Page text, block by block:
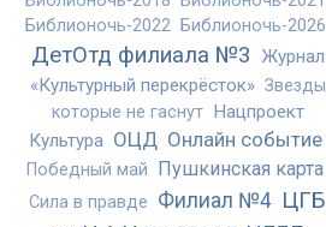
Библионочь-2022
Библионочь-2026
ДетОтд филиала №3
Журнал
«Культурный перекрёсток» Звезды
которые не гаснут Нацпроект
Культура ОЦД Онлайн событие
Победный май Пушкинская карта
Сила в правде Филиал №4 ЦГБ